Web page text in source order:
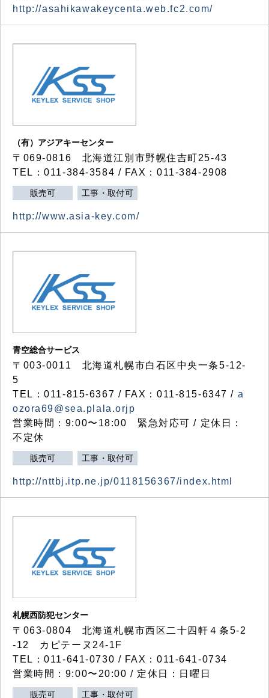
http://asahikawakeycenta.web.fc2.com/
（有）アジアキーセンター
〒069-0816 北海道江別市野幌住吉町25-43
TEL：011-384-3584 / FAX：011-384-2908
販売可 工事・取付可
http://www.asia-key.com/
青空総合サービス
〒003-0011 北海道札幌市白石区中央一条5-12-
5
TEL：011-815-6367 / FAX：011-815-6347 / a
ozora69@sea.plala.orjp
営業時間：9:00〜18:00 緊急対応可 / 定休日：
不定休
販売可 工事・取付可
http://nttbj.itp.ne.jp/0118156367/index.html
札幌西防犯センター
〒063-0804 北海道札幌市西区二十四軒４条5-2
-12 カピテーヌ24-1F
TEL：011-641-0730 / FAX：011-641-0734
営業時間：9:00〜20:00 / 定休日：日曜日
販売可 工事・取付可